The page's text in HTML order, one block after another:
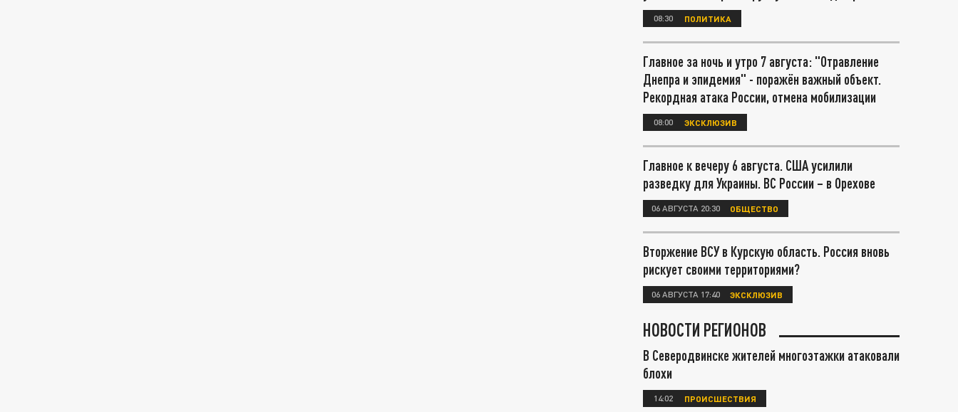
08:30 ПОЛИТИКА
Главное за ночь и утро 7 августа: "Отравление
Днепра и эпидемия" - поражён важный объект.
Рекордная атака России, отмена мобилизации
08:00 ЭКСКЛЮЗИВ
Главное к вечеру 6 августа. США усилили
разведку для Украины. ВС России – в Орехове
06 АВГУСТА 20:30 ОБЩЕСТВО
Вторжение ВСУ в Курскую область. Россия вновь
рискует своими территориями?
06 АВГУСТА 17:40 ЭКСКЛЮЗИВ
НОВОСТИ РЕГИОНОВ
В Северодвинске жителей многоэтажки атаковали
блохи
14:02 ПРОИСШЕСТВИЯ